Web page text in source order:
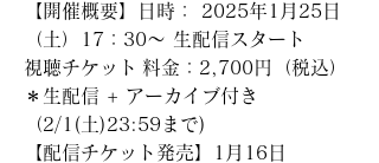
【開催概要】日時： 2025年1月25日
（土）17：30～ 生配信スタート
視聴チケット 料金：2,700円（税込）
＊生配信 + アーカイブ付き
（2/1(土)23:59まで)
【配信チケット発売】1月16日